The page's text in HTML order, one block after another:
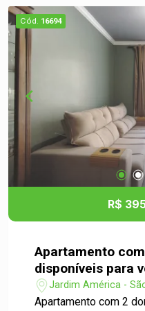
Cód. 16694
R$
Apartamento
disponíveis para
Jardim América
Jardim América -
Apartamento com 2